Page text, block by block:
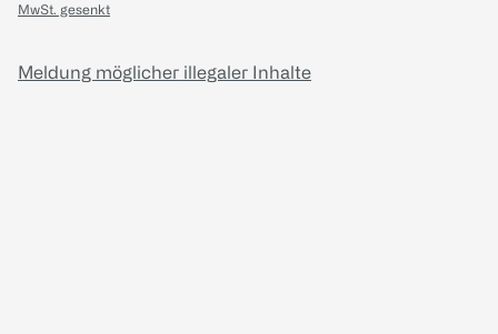
MwSt. gesenkt
Meldung möglicher illegaler Inhalte